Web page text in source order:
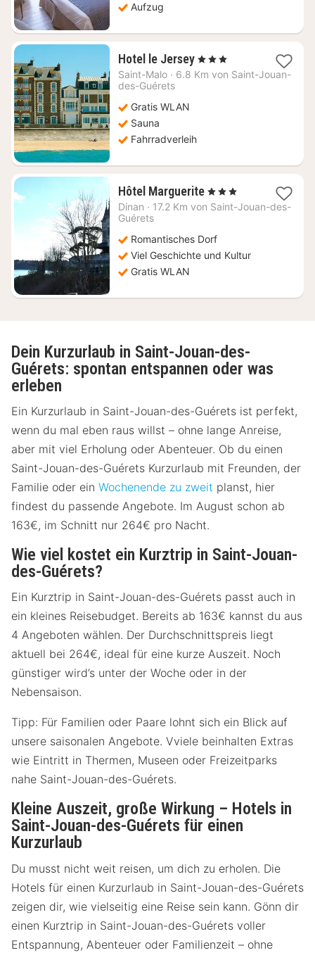
Aufzug
Hotel le Jersey1
Nacht
, 3 Sterne
Saint-Malo · 6.8 Km von Saint-Jouan-
des-Guérets
Gratis WLAN
Sauna
Fahrradverleih
Hôtel Marguerite1
Nacht
€
, 3 Sterne
Dinan · 17.2 Km von Saint-Jouan-des-
Guérets
Romantisches Dorf
Viel Geschichte und Kultur
Gratis WLAN
Dein Kurzurlaub in Saint-Jouan-des-
Guérets: spontan entspannen oder was
erleben
Ein Kurzurlaub in Saint-Jouan-des-Guérets ist perfekt,
wenn du mal eben raus willst – ohne lange Anreise,
aber mit viel Erholung oder Abenteuer. Ob du einen
Saint-Jouan-des-Guérets Kurzurlaub mit Freunden, der
Familie oder ein Wochenende zu zweit planst, hier
findest du passende Angebote. Im August schon ab
163€, im Schnitt nur 264€ pro Nacht.
Wie viel kostet ein Kurztrip in Saint-Jouan-
des-Guérets?
Ein Kurztrip in Saint-Jouan-des-Guérets passt auch in
ein kleines Reisebudget. Bereits ab 163€ kannst du aus
4 Angeboten wählen. Der Durchschnittspreis liegt
aktuell bei 264€, ideal für eine kurze Auszeit. Noch
günstiger wird’s unter der Woche oder in der
Nebensaison.
Tipp: Für Familien oder Paare lohnt sich ein Blick auf
unsere saisonalen Angebote. Vviele beinhalten Extras
wie Eintritt in Thermen, Museen oder Freizeitparks
nahe Saint-Jouan-des-Guérets.
Kleine Auszeit, große Wirkung – Hotels in
Saint-Jouan-des-Guérets für einen
Kurzurlaub
Du musst nicht weit reisen, um dich zu erholen. Die
Hotels für einen Kurzurlaub in Saint-Jouan-des-Guérets
zeigen dir, wie vielseitig eine Reise sein kann. Gönn dir
einen Kurztrip in Saint-Jouan-des-Guérets voller
Entspannung, Abenteuer oder Familienzeit – ohne